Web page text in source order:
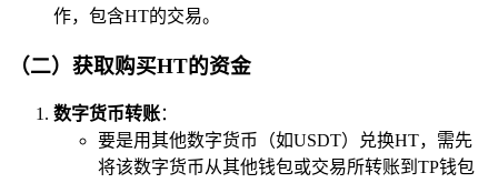
作，包含HT的交易。
（二）获取购买HT的资金
数字货币转账：
要是用其他数字货币（如USDT）兑换HT，需先
将该数字货币从其他钱包或交易所转账到TP钱包